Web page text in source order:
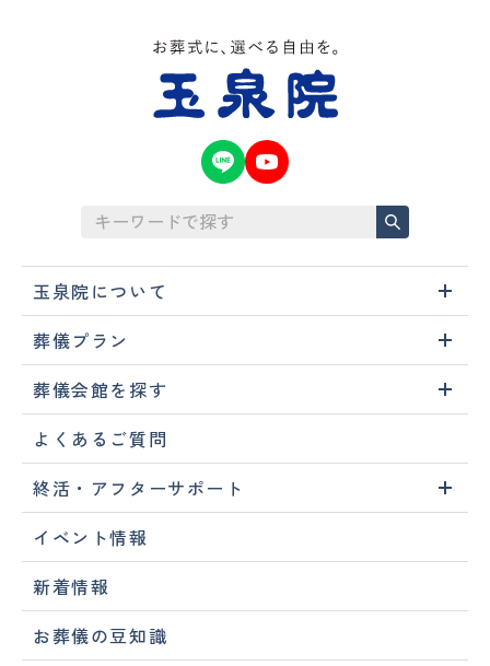
玉泉院について
葬儀プラン
葬儀会館を探す
よくあるご質問
終活・アフターサポート
イベント情報
新着情報
お葬儀の豆知識